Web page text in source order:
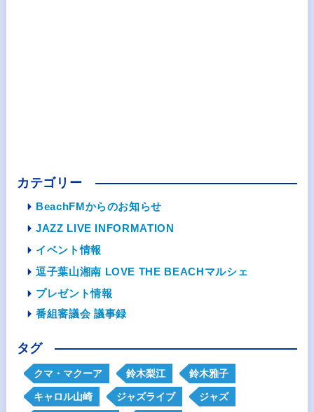
カテゴリー
BeachFMからのお知らせ
JAZZ LIVE INFORMATION
イベント情報
逗子葉山湘南 LOVE THE BEACHマルシェ
プレゼント情報
番組審議会 議事録
タグ
クマ・マクーア 鈴木梨江 鈴木雅子
キャロル山崎 ジャズライブ ジャズ